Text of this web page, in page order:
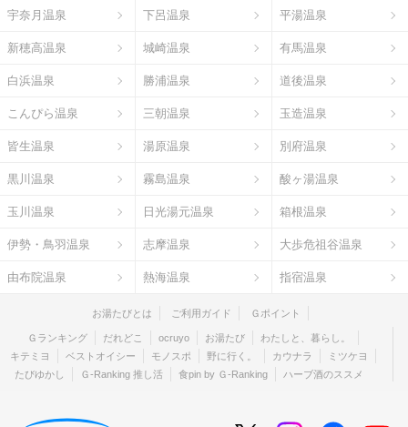
宇奈月温泉 下呂温泉 平湯温泉
新穂高温泉 城崎温泉 有馬温泉
白浜温泉 勝浦温泉 道後温泉
こんぴら温泉 三朝温泉 玉造温泉
皆生温泉 湯原温泉 別府温泉
黒川温泉 霧島温泉 酸ヶ湯温泉
玉川温泉 日光湯元温泉 箱根温泉
伊勢・鳥羽温泉 志摩温泉 大歩危祖谷温泉
由布院温泉 熱海温泉 指宿温泉
お湯たびとは ご利用ガイド Ｇポイント
Ｇランキング だれどこ ocruyo お湯たび
わたしと、暮らし。
キテミヨ
ベストオイシー モノスポ 野に行く。 カウナラ
ミツケヨ
たびゆかし
Ｇ-Ranking 推し活 食pin by Ｇ-Ranking ハーブ酒のススメ